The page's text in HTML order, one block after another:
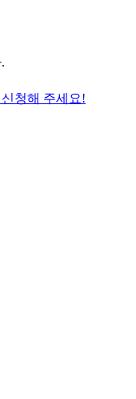
청해 주세요!